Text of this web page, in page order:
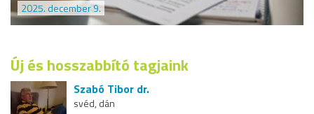
2025. december 9.
Új és hosszabbító tagjaink
Szabó Tibor dr.
svéd, dán